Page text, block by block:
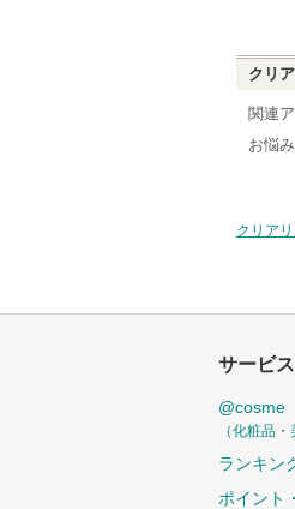
クリ
関連
お悩
クリア
サービス
@cosme
（化粧品
ランキン
ポイント